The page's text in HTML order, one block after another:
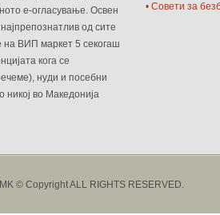
е-огласување. Освен
од сите
на ВИП маркет 5 секогаш
кога се
нуди и посебни
никој во Македонија
• Совети за
© Copyright ALL RIGHTS RESERVED.